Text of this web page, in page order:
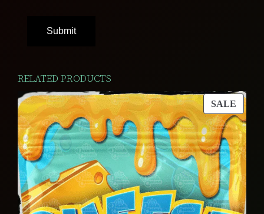
RELATED PRODUCTS
SALE
ON
SALE